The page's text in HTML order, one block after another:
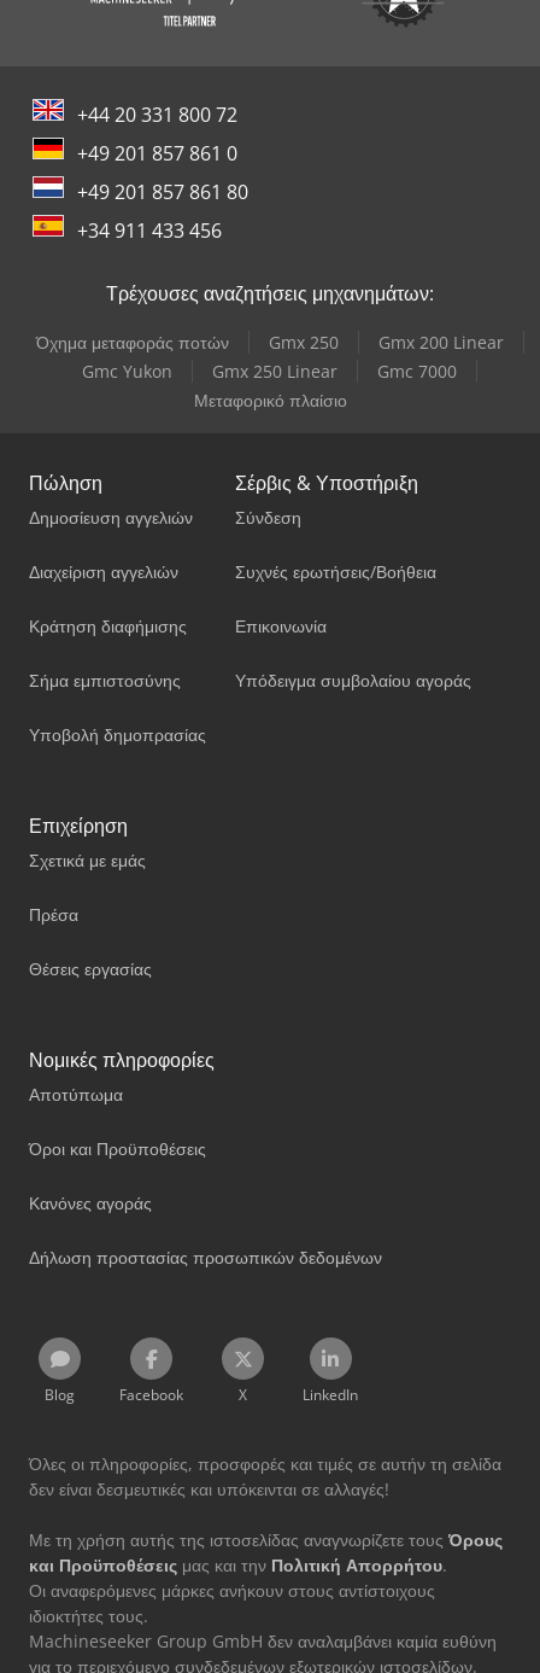
+44 20 331 800 72
+49 201 857 861 0
+49 201 857 861 80
+34 911 433 456
Τρέχουσες αναζητήσεις μηχανημάτων:
Όχημα μεταφοράς ποτών Gmx 250
Gmx 200 Linear
Gmc Yukon
Gmx 250 Linear
Gmc 7000
Μεταφορικό πλαίσιο
Πώληση
Δημοσίευση αγγελιών
Διαχείριση αγγελιών
Κράτηση διαφήμισης
Σήμα εμπιστοσύνης
Υποβολή δημοπρασίας
Σέρβις & Υποστήριξη
Σύνδεση
Συχνές ερωτήσεις/Βοήθεια
Επικοινωνία
Υπόδειγμα συμβολαίου αγοράς
Επιχείρηση
Σχετικά με εμάς
Πρέσα
Θέσεις εργασίας
Νομικές πληροφορίες
Αποτύπωμα
Όροι και Προϋποθέσεις
Κανόνες αγοράς
Δήλωση προστασίας προσωπικών δεδομένων
Blog Facebook X LinkedIn
Όλες οι πληροφορίες, προσφορές και τιμές σε αυτήν τη σελίδα
δεν είναι δεσμευτικές και υπόκεινται σε αλλαγές!
Με τη χρήση αυτής της ιστοσελίδας αναγνωρίζετε τους Όρους
και Προϋποθέσεις μας και την Πολιτική Απορρήτου.
Οι αναφερόμενες μάρκες ανήκουν στους αντίστοιχους
ιδιοκτήτες τους.
Machineseeker Group GmbH δεν αναλαμβάνει καμία ευθύνη
για το περιεχόμενο συνδεδεμένων εξωτερικών ιστοσελίδων.